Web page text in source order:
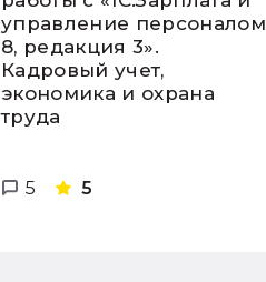
управление персоналом
8, редакция 3».
Кадровый учет,
экономика и охрана
труда
5 5